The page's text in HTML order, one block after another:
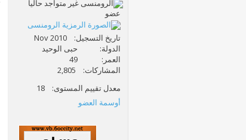
عضو
تاريخ التسجيل
Nov 2010
الدولة
حبى الوحيد
العمر
49
المشاركات
2,805
معدل تقييم المستوى
18
أوسمة العضو